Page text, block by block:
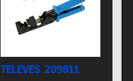
TELEVES 209811